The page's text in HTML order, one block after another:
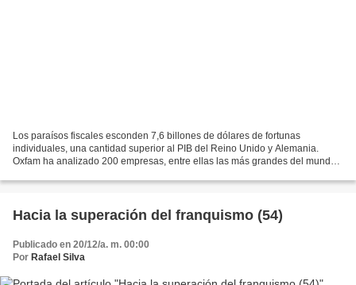
Los paraísos fiscales esconden 7,6 billones de dólares de fortunas
individuales, una cantidad superior al PIB del Reino Unido y Alemania.
Oxfam ha analizado 200 empresas, entre ellas las más grandes del mundo y
Hacia la superación del franquismo (54)
Publicado en 20/12/a. m. 00:00
Por Rafael Silva